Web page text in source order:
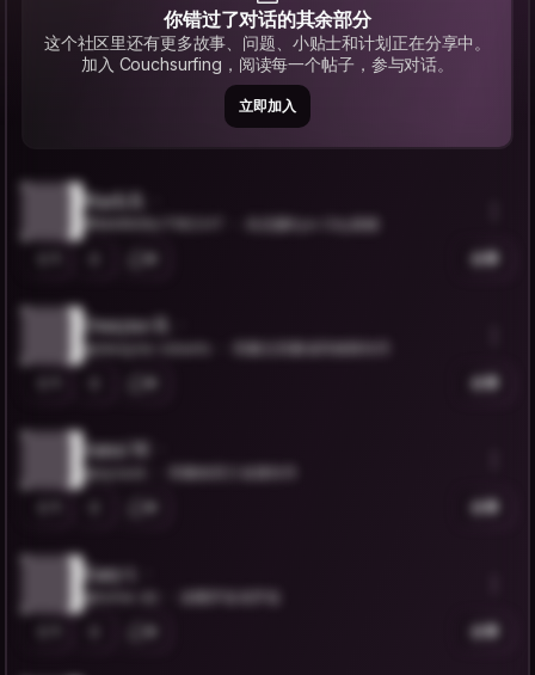
你错过了对话的其余部分
这个社区里还有更多故事、问题、小贴士和计划正在分享中。
加入 Couchsurfing，阅读每一个帖子，参与对话。
立即加入
Mark R.
烏克蘭Kyiv City基輔
Dwayne R.
@dwayne-roberts
荷蘭北荷蘭省阿姆斯特丹
分享
Azmi W.
@ayzack
荷蘭南荷兰省鹿特丹
分享
Easy t.
@tome-dz
波蘭罗兹省罗兹
分享